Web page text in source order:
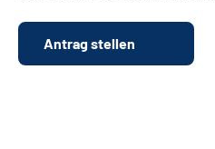
Antrag stellen